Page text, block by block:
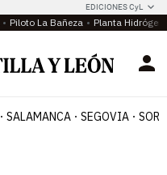
EDICIONES CyL
Piloto La Bañeza Planta
SALAMANCA SEGOVIA